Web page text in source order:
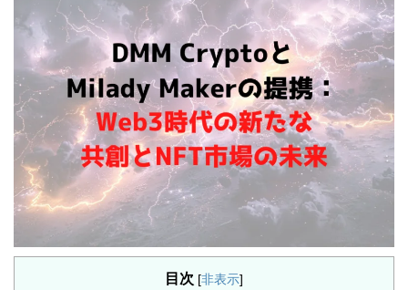
目次 [非表示]